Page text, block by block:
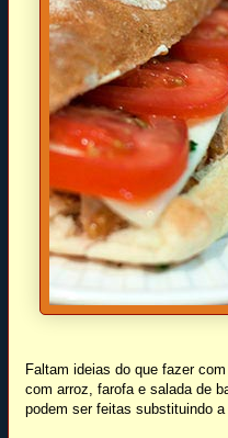
Faltam ideias do que fazer
com arroz, farofa e salada de
podem ser feitas substituindo